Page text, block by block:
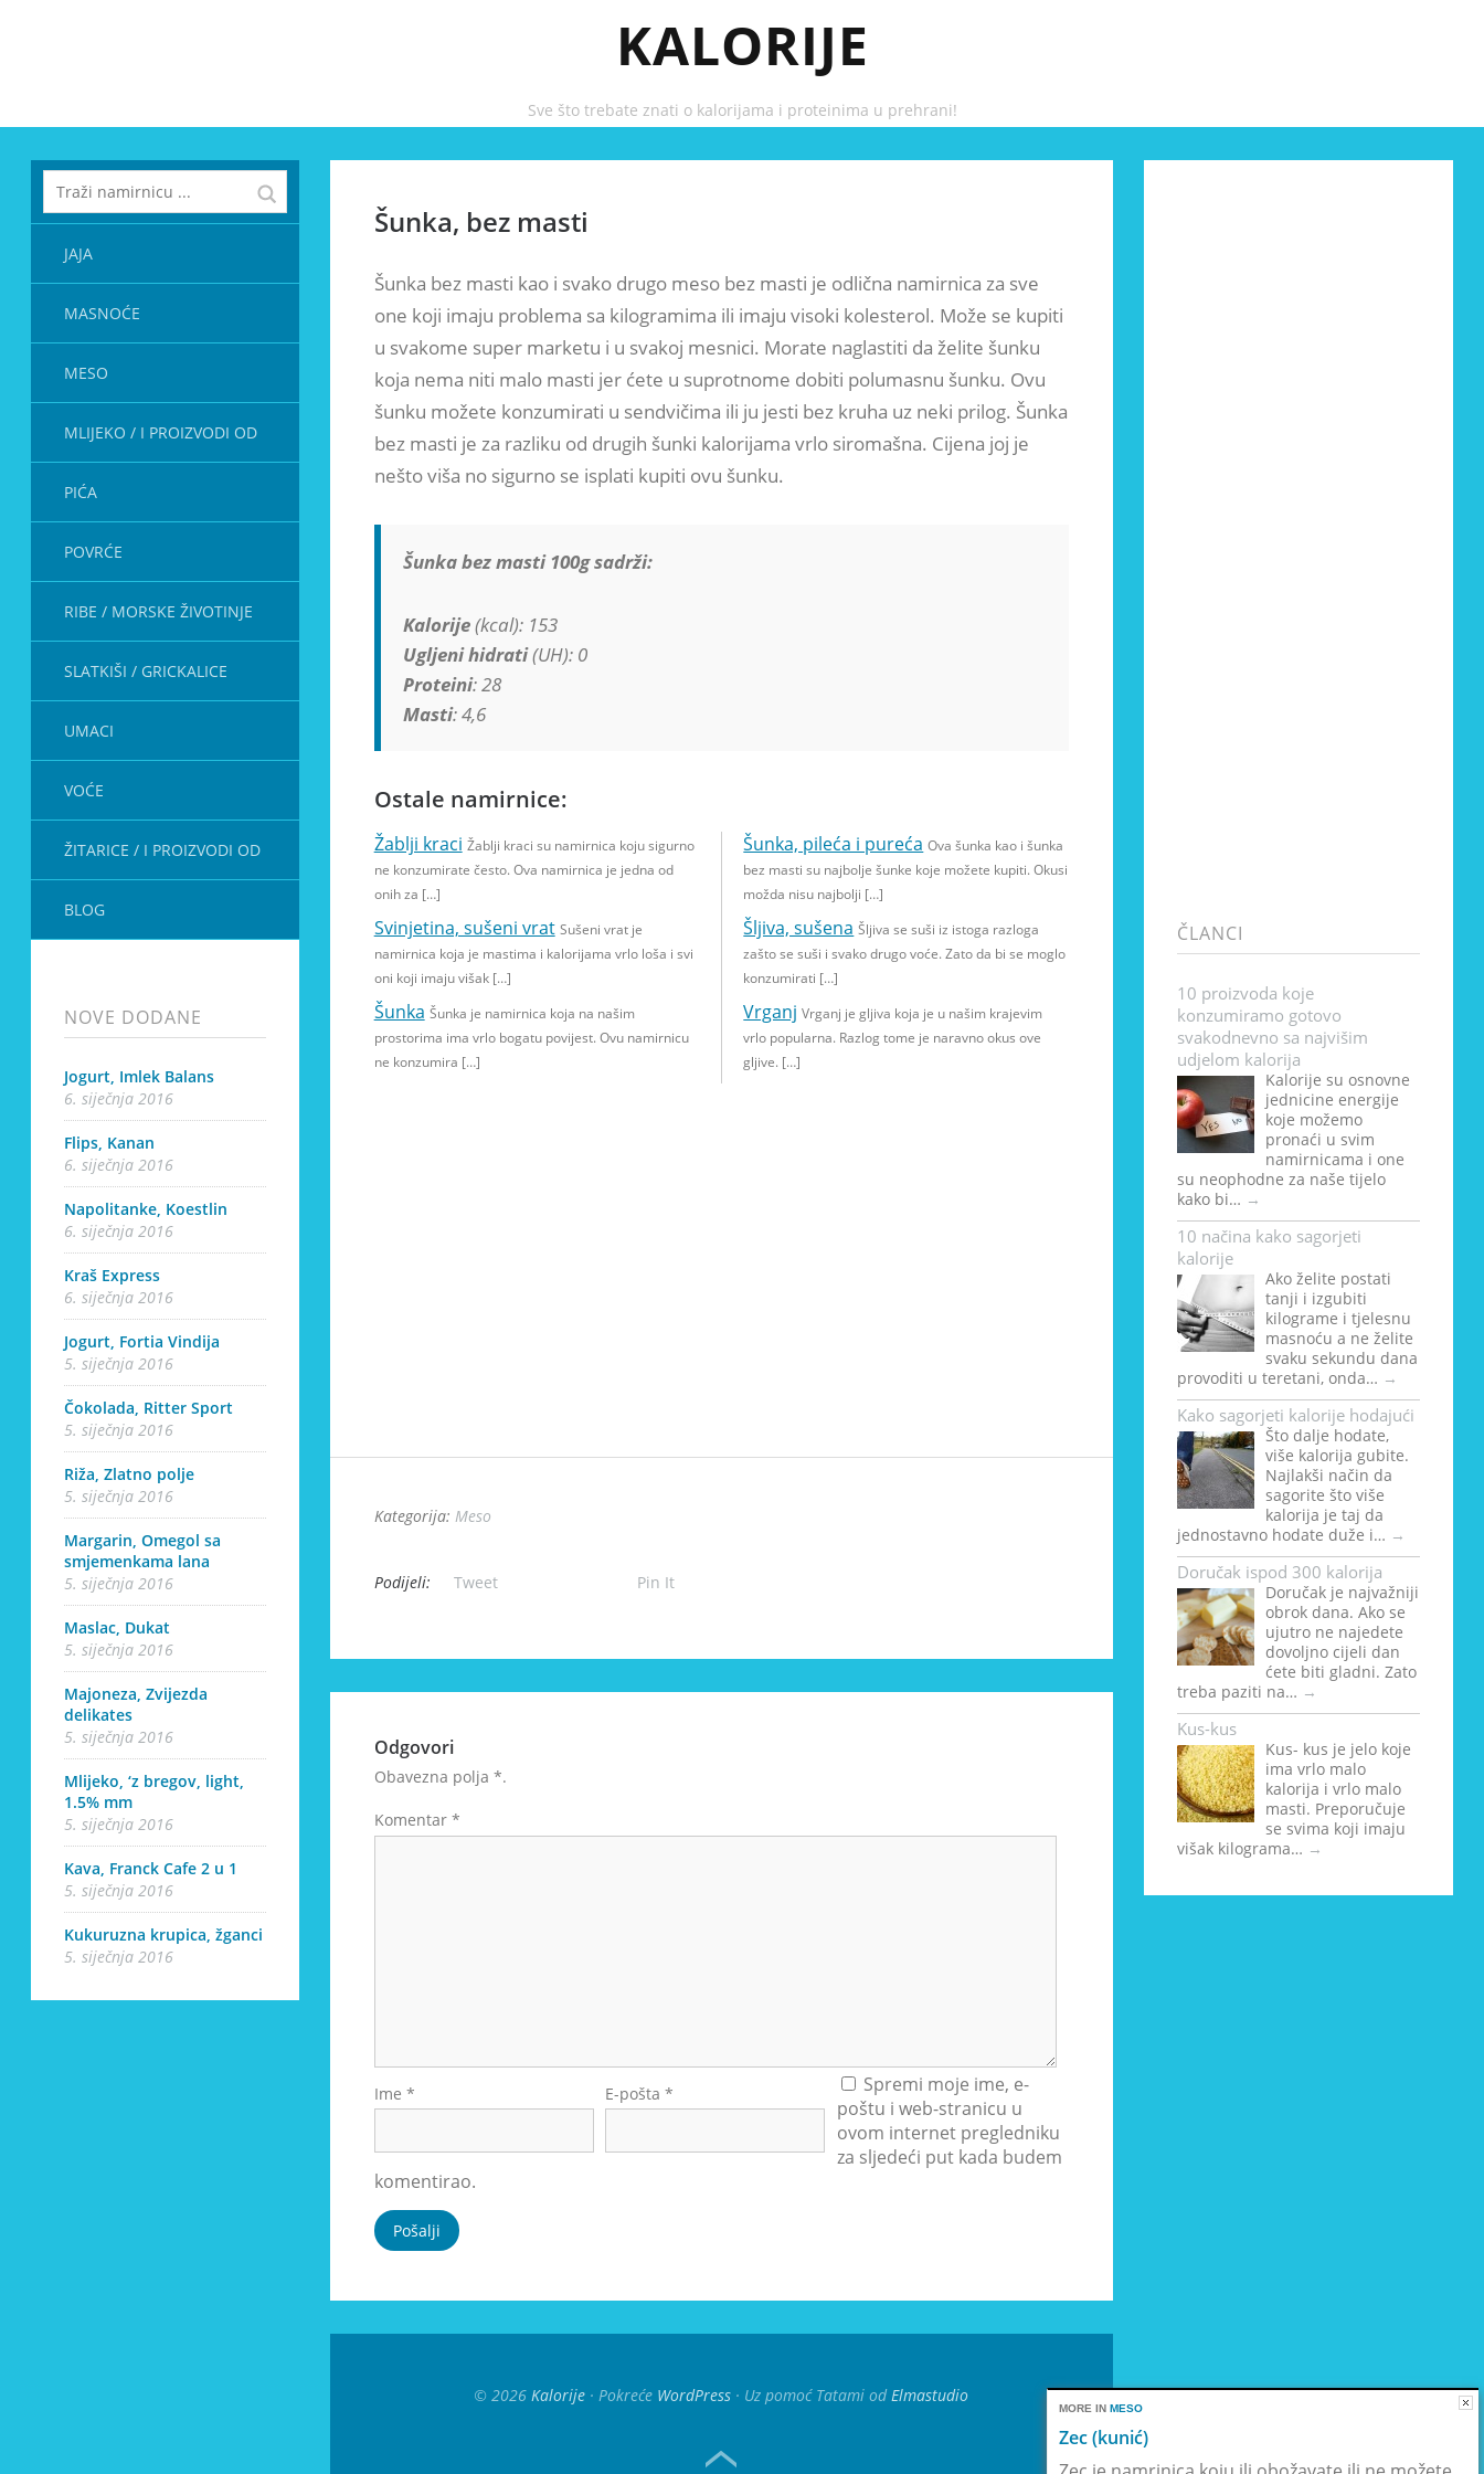
KALORIJE
Sve što trebate znati o kalorijama i proteinima u prehrani!
JAJA
MASNOĆE
MESO
MLIJEKO / I PROIZVODI OD
PIĆA
POVRĆE
RIBE / MORSKE ŽIVOTINJE
SLATKIŠI / GRICKALICE
UMACI
VOĆE
ŽITARICE / I PROIZVODI OD
BLOG
NOVE DODANE
Jogurt, Imlek Balans
6. siječnja 2016
Flips, Kanan
6. siječnja 2016
Napolitanke, Koestlin
6. siječnja 2016
Kraš Express
6. siječnja 2016
Jogurt, Fortia Vindija
5. siječnja 2016
Čokolada, Ritter Sport
5. siječnja 2016
Riža, Zlatno polje
5. siječnja 2016
Margarin, Omegol sa
smjemenkama lana
5. siječnja 2016
Maslac, Dukat
5. siječnja 2016
Majoneza, Zvijezda
delikates
5. siječnja 2016
Mlijeko, ‘z bregov, light,
1.5% mm
5. siječnja 2016
Kava, Franck Cafe 2 u 1
5. siječnja 2016
Kukuruzna krupica, žganci
5. siječnja 2016
Šunka, bez masti
Šunka bez masti kao i svako drugo meso bez masti je odlična namirnica za sve
one koji imaju problema sa kilogramima ili imaju visoki kolesterol. Može se kupiti
u svakome super marketu i u svakoj mesnici. Morate naglastiti da želite šunku
koja nema niti malo masti jer ćete u suprotnome dobiti polumasnu šunku. Ovu
šunku možete konzumirati u sendvičima ili ju jesti bez kruha uz neki prilog. Šunka
bez masti je za razliku od drugih šunki kalorijama vrlo siromašna. Cijena joj je
nešto viša no sigurno se isplati kupiti ovu šunku.
Šunka bez masti 100g sadrži:
Kalorije(kcal): 153
Ugljeni hidrati(UH): 0
Proteini: 28
Masti: 4,6
Ostale namirnice:
Žablji kraci Žablji kraci su namirnica koju sigurno
ne konzumirate često. Ova namirnica je jedna od
onih za […]
Svinjetina, sušeni vrat Sušeni vrat je
namirnica koja je mastima i kalorijama vrlo loša i svi
oni koji imaju višak […]
Šunka Šunka je namirnica koja na našim
prostorima ima vrlo bogatu povijest. Ovu namirnicu
ne konzumira […]
Šunka, pileća i pureća Ova šunka kao i šunka
bez masti su najbolje šunke koje možete kupiti. Okusi
možda nisu najbolji […]
Šljiva, sušena Šljiva se suši iz istoga razloga
zašto se suši i svako drugo voće. Zato da bi se moglo
konzumirati […]
Vrganj Vrganj je gljiva koja je u našim krajevim
vrlo popularna. Razlog tome je naravno okus ove
gljive. […]
Kategorija: Meso
Podijeli: Tweet Pin It
Odgovori
Obavezna polja *.
Komentar *
Ime * E-pošta*
Spremi moje ime, e-
poštu i web-stranicu u
ovom internet pregledniku
za sljedeći put kada budem
komentirao.
© 2026Kalorije Pokreće WordPress Uz pomoć Tatami odElmastudio
ČLANCI
10 proizvoda koje
konzumiramo gotovo
svakodnevno sa najvišim
udjelom kalorija
Kalorije su osnovne
jednicine energije
koje možemo
pronaći u svim
namirnicama i one
su neophodne za naše tijelo
kako bi… →
10 načina kako sagorjeti
kalorije
Ako želite postati
tanji i izgubiti
kilograme i tjelesnu
masnoću a ne želite
svaku sekundu dana
provoditi u teretani, onda… →
Kako sagorjeti kalorije hodajući
Što dalje hodate,
više kalorija gubite.
Najlakši način da
sagorite što više
kalorija je taj da
jednostavno hodate duže i… →
Doručak ispod 300 kalorija
Doručak je najvažniji
obrok dana. Ako se
ujutro ne najedete
dovoljno cijeli dan
ćete biti gladni. Zato
treba paziti na… →
Kus-kus
Kus- kus je jelo koje
ima vrlo malo
kalorija i vrlo malo
masti. Preporučuje
se svima koji imaju
višak kilograma… →
MORE IN MESO
Zec (kunić)